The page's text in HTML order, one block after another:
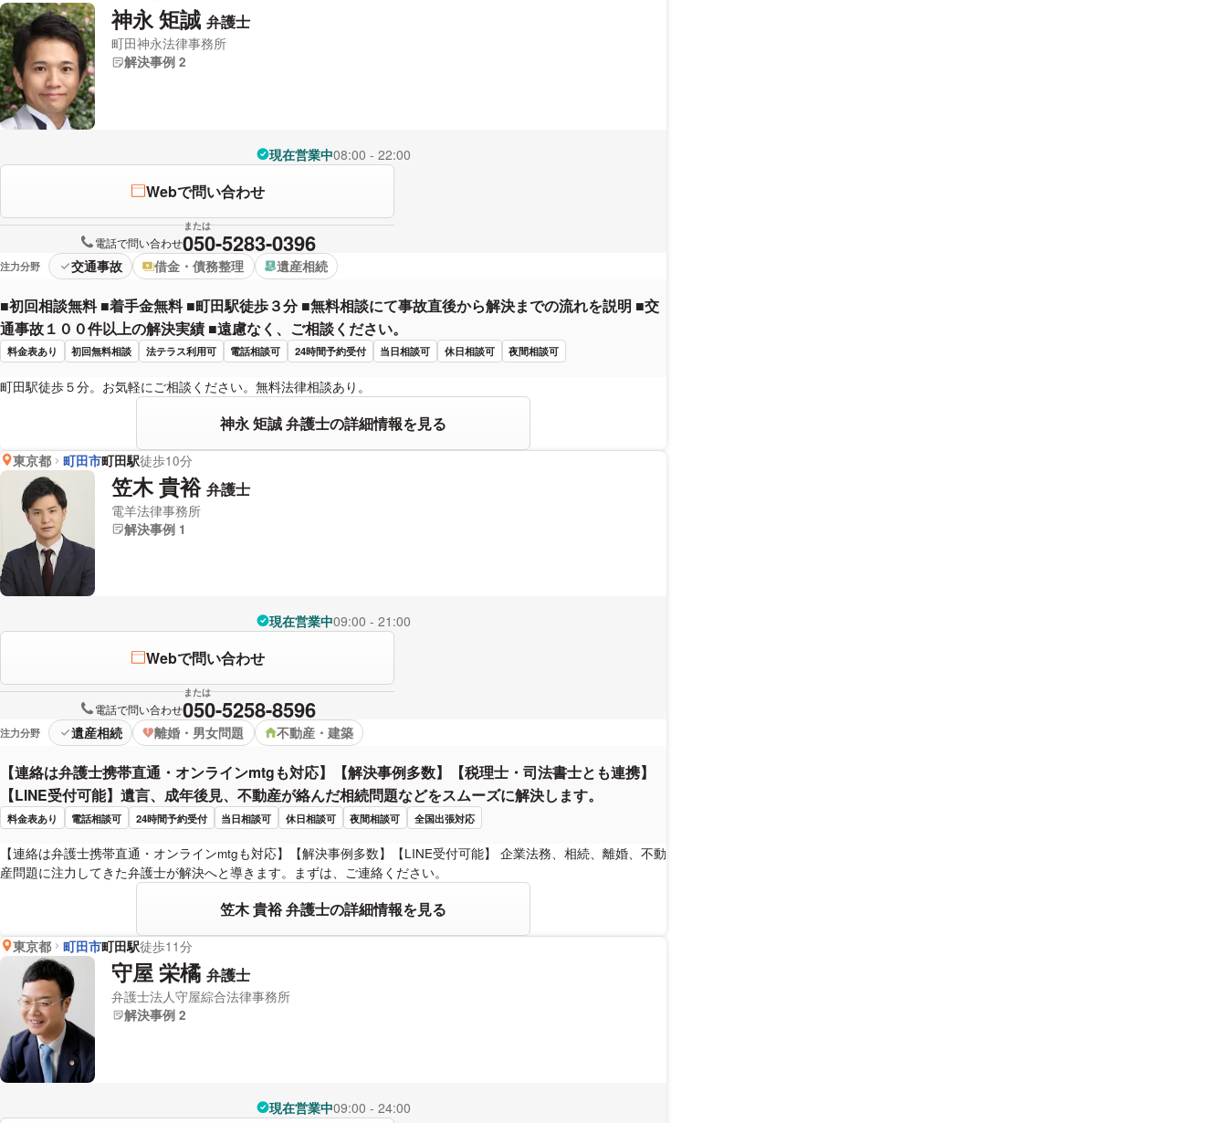
神永 矩誠 弁護士
町田神永法律事務所
解決事例 2
現在営業中08:00 - 22:00
Webで問い合わせ
または
電話で問い合わせ050-5283-0396
注力分野 交通事故 借金・債務整理 遺産相続
■初回相談無料 ■着手金無料 ■町田駅徒歩３分 ■無料相談にて事故直後から解決までの流れを説明 ■交
通事故１００件以上の解決実績 ■遠慮なく、ご相談ください。
料金表あり 初回無料相談 法テラス利用可 電話相談可 24時間予約受付 当日相談可 休日相談可 夜間相談可
町田駅徒歩５分。お気軽にご相談ください。無料法律相談あり。
神永 矩誠 弁護士の詳細情報を見る
東京都 町田市町田駅徒歩10分
笠木 貴裕 弁護士
電羊法律事務所
解決事例 1
現在営業中09:00 - 21:00
Webで問い合わせ
または
電話で問い合わせ050-5258-8596
注力分野 遺産相続 離婚・男女問題 不動産・建築
【連絡は弁護士携帯直通・オンラインmtgも対応】【解決事例多数】【税理士・司法書士とも連携】
【LINE受付可能】遺言、成年後見、不動産が絡んだ相続問題などをスムーズに解決します。
料金表あり 電話相談可 24時間予約受付 当日相談可 休日相談可 夜間相談可 全国出張対応
【連絡は弁護士携帯直通・オンラインmtgも対応】【解決事例多数】【LINE受付可能】 企業法務、相続、離婚、不動
産問題に注力してきた弁護士が解決へと導きます。まずは、ご連絡ください。
笠木 貴裕 弁護士の詳細情報を見る
東京都 町田市町田駅徒歩11分
守屋 栄橘 弁護士
弁護士法人守屋綜合法律事務所
解決事例 2
現在営業中09:00 - 24:00